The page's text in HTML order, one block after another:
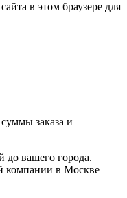
в этом браузере для
заказа и
до вашего города.
компании в Москве